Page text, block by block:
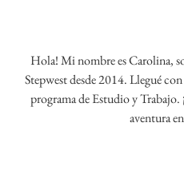
Hola! Mi nombre es Carolina,
Stepwest desde 2014. Llegué
programa de Estudio y Trabajo.
aventura